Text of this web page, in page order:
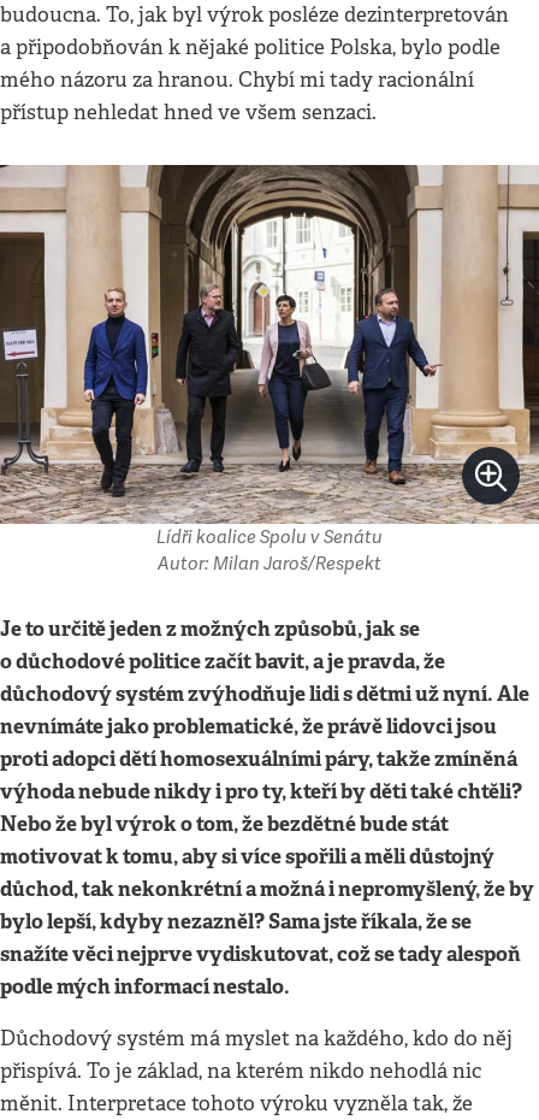
budoucna. To, jak byl výrok posléze dezinterpretován
a připodobňován k nějaké politice Polska, bylo podle
mého názoru za hranou. Chybí mi tady racionální
přístup nehledat hned ve všem senzaci.
Lídři koalice Spolu v Senátu
Autor: Milan Jaroš/Respekt
Je to určitě jeden z možných způsobů, jak se
o důchodové politice začít bavit, a je pravda, že
důchodový systém zvýhodňuje lidi s dětmi už nyní. Ale
nevnímáte jako problematické, že právě lidovci jsou
proti adopci dětí homosexuálními páry, takže zmíněná
výhoda nebude nikdy i pro ty, kteří by děti také chtěli?
Nebo že byl výrok o tom, že bezdětné bude stát
motivovat k tomu, aby si více spořili a měli důstojný
důchod, tak nekonkrétní a možná i nepromyšlený, že by
bylo lepší, kdyby nezazněl? Sama jste říkala, že se
snažíte věci nejprve vydiskutovat, což se tady alespoň
podle mých informací nestalo.
Důchodový systém má myslet na každého, kdo do něj
přispívá. To je základ, na kterém nikdo nehodlá nic
měnit. Interpretace tohoto výroku vyzněla tak, že